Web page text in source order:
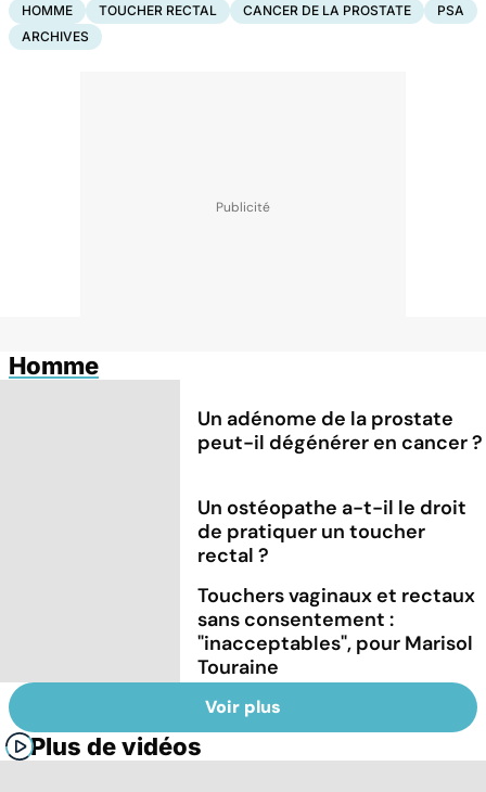
HOMME TOUCHER RECTAL CANCER DE LA PROSTATE
PSA
ARCHIVES
Homme
Un adénome de la prostate
peut-il dégénérer en cancer ?
Un ostéopathe a-t-il le droit
de pratiquer un toucher
rectal ?
Touchers vaginaux et rectaux
sans consentement :
"inacceptables", pour Marisol
Touraine
Voir plus
Plus de vidéos